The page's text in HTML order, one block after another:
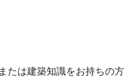
たは建築知識をお持ちの方